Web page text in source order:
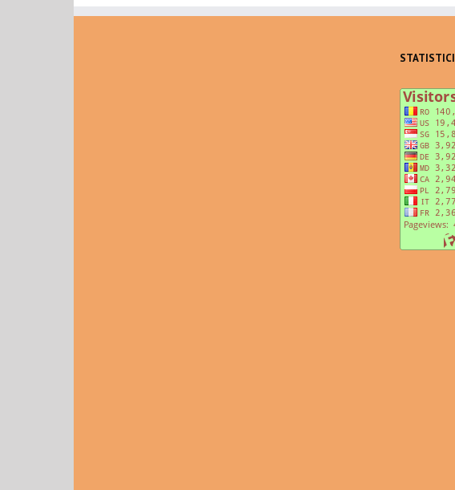
STATISTICI